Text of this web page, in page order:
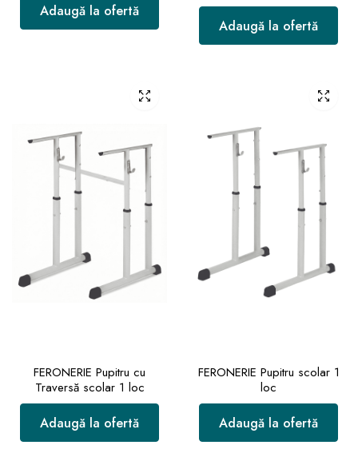
Adaugă la ofertă
Adaugă la ofertă
FERONERIE Pupitru cu
Traversă scolar 1 loc
Adaugă la ofertă
FERONERIE Pupitru scolar 1
loc
Adaugă la ofertă